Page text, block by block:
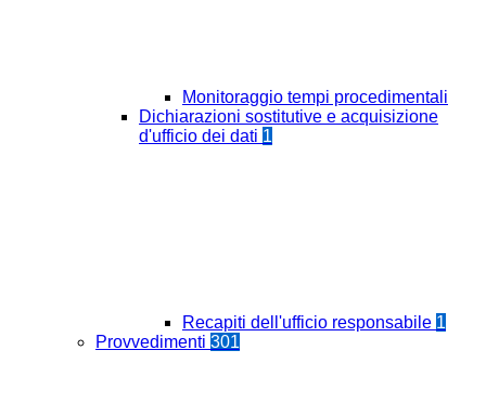
Monitoraggio tempi procedimentali
Dichiarazioni sostitutive e acquisizione
d'ufficio dei dati 1
Recapiti dell'ufficio responsabile 1
Provvedimenti 301